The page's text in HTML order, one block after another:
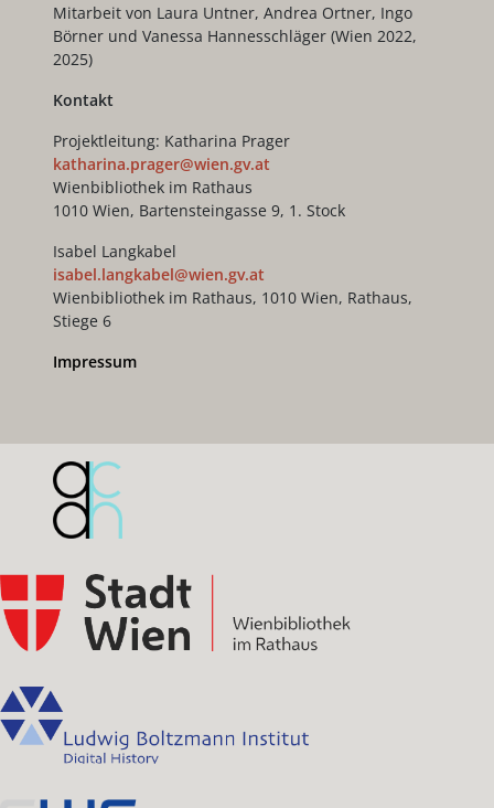
Mitarbeit von Laura Untner, Andrea Ortner, Ingo
Börner und Vanessa Hannesschläger (Wien 2022,
2025)
Kontakt
Projektleitung: Katharina Prager
katharina.prager@wien.gv.at
Wienbibliothek im Rathaus
1010 Wien, Bartensteingasse 9, 1. Stock
Isabel Langkabel
isabel.langkabel@wien.gv.at
Wienbibliothek im Rathaus, 1010 Wien, Rathaus,
Stiege 6
Impressum